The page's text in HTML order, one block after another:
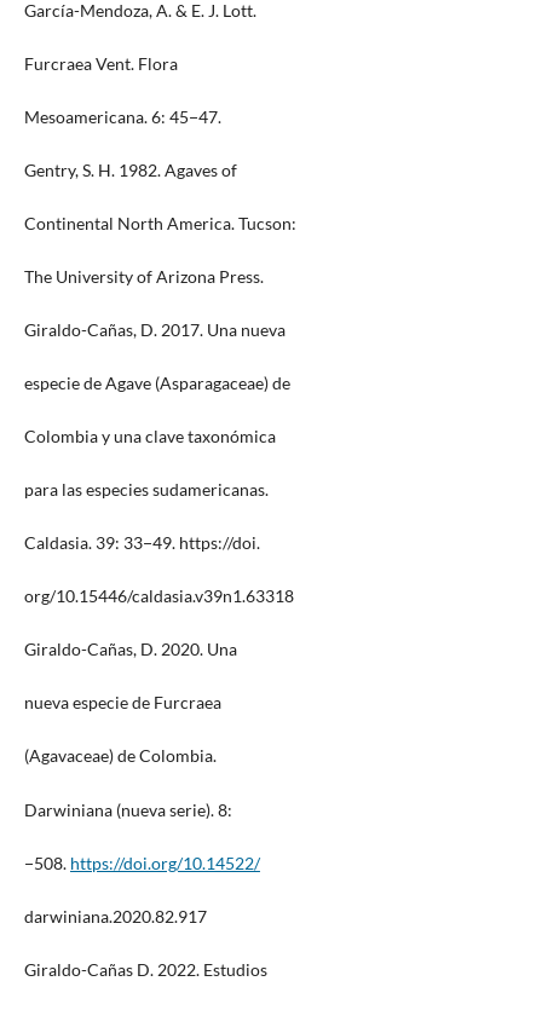
García-Mendoza, A. & E. J. Lott.
Furcraea Vent. Flora
Mesoamericana. 6: 45−47.
Gentry, S. H. 1982. Agaves of
Continental North America. Tucson:
The University of Arizona Press.
Giraldo-Cañas, D. 2017. Una nueva
especie de Agave (Asparagaceae) de
Colombia y una clave taxonómica
para las especies sudamericanas.
Caldasia. 39: 33−49. https://doi.
org/10.15446/caldasia.v39n1.63318
Giraldo-Cañas, D. 2020. Una
nueva especie de Furcraea
(Agavaceae) de Colombia.
Darwiniana (nueva serie). 8:
−508. https://doi.org/10.14522/
darwiniana.2020.82.917
Giraldo-Cañas D. 2022. Estudios